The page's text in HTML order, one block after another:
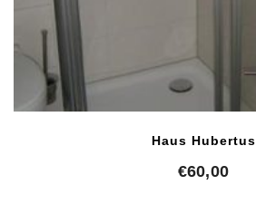
Haus Hubertus
€60,00